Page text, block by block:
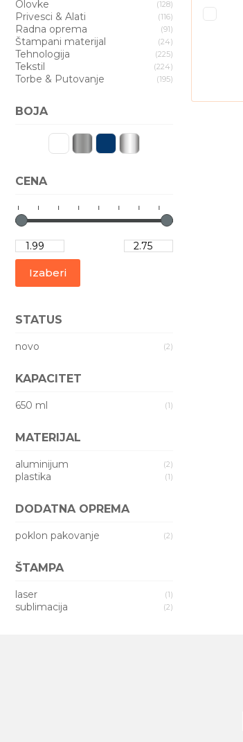
Olovke (128)
Privesci & Alati (116)
Radna oprema (91)
Štampani materijal (24)
Tehnologija (225)
Tekstil (224)
Torbe & Putovanje (195)
BOJA
CENA
STATUS
novo (2)
KAPACITET
650 ml (1)
MATERIJAL
aluminijum (2)
plastika (1)
DODATNA OPREMA
poklon pakovanje (2)
ŠTAMPA
laser (1)
sublimacija (2)